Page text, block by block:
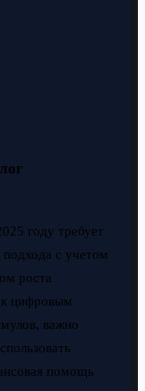
году требует
с учетом
роста
к цифровым
важно
помощь